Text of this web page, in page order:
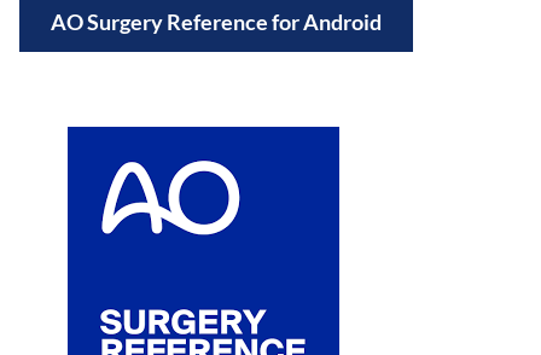
AO Surgery Reference for Android